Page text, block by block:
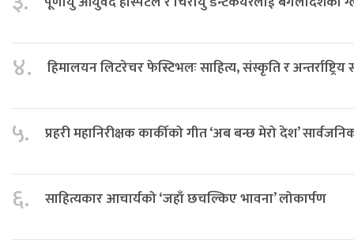
४. हिमालयन लिटरेचर फेस्टिभलः साहित्य, संस्कृति र अन्तर्राष्ट्रिय
५. प्रहरी महानिरीक्षक कार्कीको गीत ‘अब बन्छ मेरो देश’
६. साहित्यकार आचार्यको ‘जहाँ छचल्किए भावना’ लोकार्पण